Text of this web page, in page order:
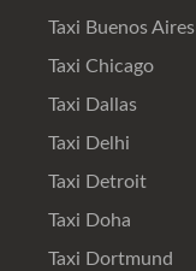
Taxi Buenos Aires
Taxi Chicago
Taxi Dallas
Taxi Delhi
Taxi Detroit
Taxi Doha
Taxi Dortmund